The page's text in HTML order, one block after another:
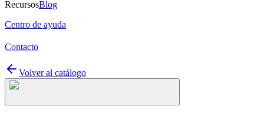
RecursosBlog
Centro de ayuda
Contacto
Volver al catálogo